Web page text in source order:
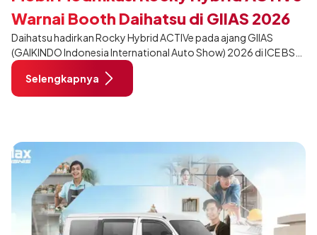
Warnai Booth Daihatsu di GIIAS 2026
Daihatsu hadirkan Rocky Hybrid ACTIVe pada ajang GIIAS
(GAIKINDO Indonesia International Auto Show) 2026 di ICE BSD
City, Tangerang. Terdapat 2 unit Rocky Hybrid yang
dimodifikasi untuk menghadirkan sarana inspirasi bagi
pengunjung mendukung gaya hidup yang aktif.
Selengkapnya